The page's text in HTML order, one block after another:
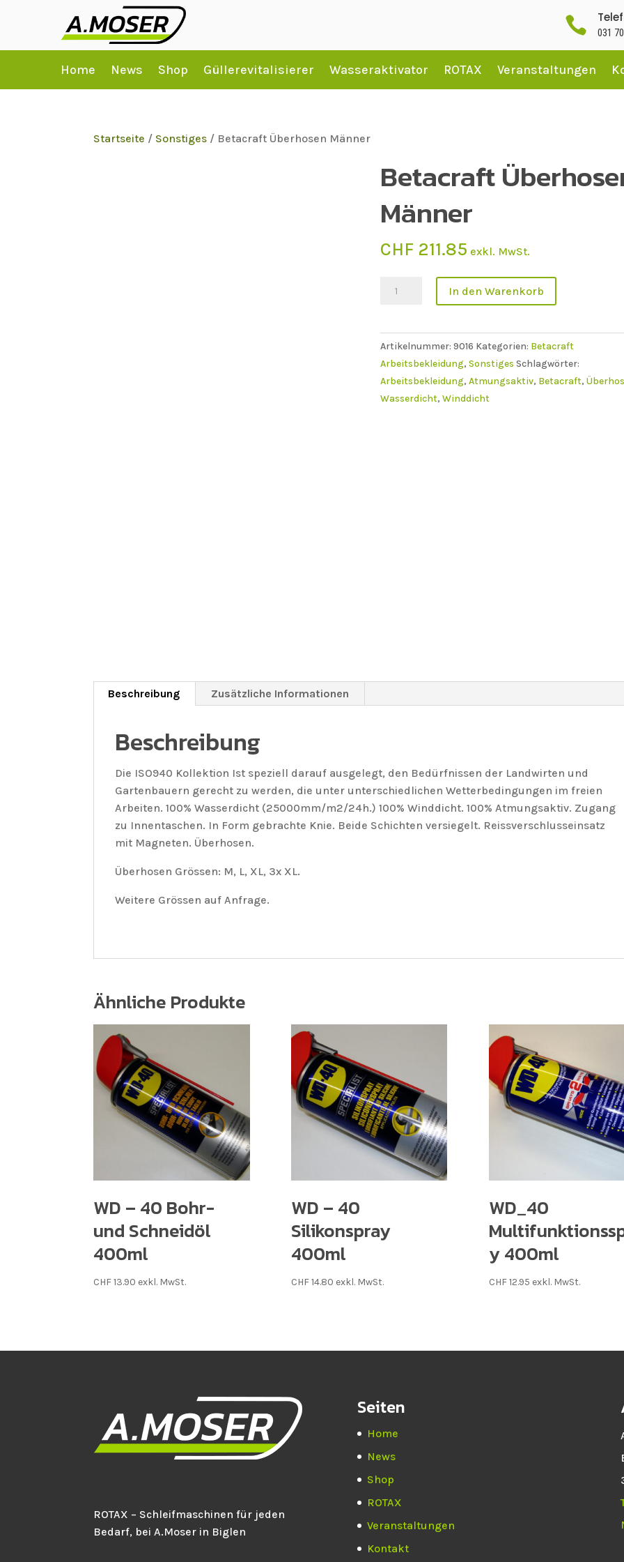
 031
Home News Shop Güllerevitalisierer Wasseraktivator ROTAX Veranstaltungen
Startseite / Sonstiges / Betacraft Überhosen Männer
Betacraft
Männer
CHF 211.85 exkl. MwSt.
Betacraft
Überhosen
Menge
In den Warenkorb
Artikelnummer:9016 Kategorien: Betacraft
Arbeitsbekleidung,Sonstiges Schlagwörter:
Arbeitsbekleidung,Atmungsaktiv, Betacraft,
Wasserdicht,Winddicht
Beschreibung Zusätzliche Informationen
Beschreibung
Die ISO940 Kollektion Ist speziell darauf ausgelegt, den Bedürfnissen der Landwirten und
Gartenbauern gerecht zu werden, die unter unterschiedlichen Wetterbedingungen im freien
Arbeiten. 100% Wasserdicht (25000mm/m2/24h.) 100% Winddicht. 100% Atmungsaktiv. Zugang
zu Innentaschen. In Form gebrachte Knie. Beide Schichten versiegelt. Reissverschlusseinsatz
mit Magneten. Überhosen.
Überhosen Grössen: M, L, XL, 3x XL.
Weitere Grössen auf Anfrage.
Ähnliche Produkte
WD – 40 Bohr-
und Schneidöl
400ml
CHF13.90 exkl. MwSt.
WD – 40
Silikonspray
400ml
CHF14.80 exkl. MwSt.
WD_40
y 400ml
CHF12.95 exkl. MwSt.
ROTAX – Schleifmaschinen für jeden
Bedarf, bei A.Moser in Biglen
Seiten
Home
News
Shop
ROTAX
Veranstaltungen
Kontakt